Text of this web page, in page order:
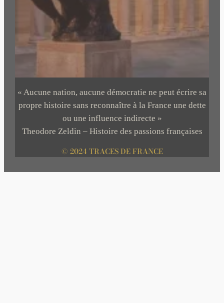
« Aucune nation, aucune démocratie ne peut écrire sa
propre histoire sans reconnaître à la France une dette
ou une influence indirecte »
Theodore Zeldin – Histoire des passions françaises
© 2024 TRACES DE FRANCE